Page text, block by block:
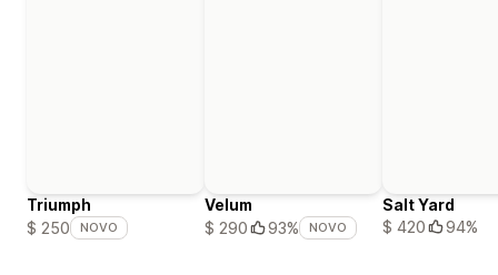
Triumph
$ 250
NOVO
Velum
$ 290
93% NOVO
Salt Yard
$ 420
94%